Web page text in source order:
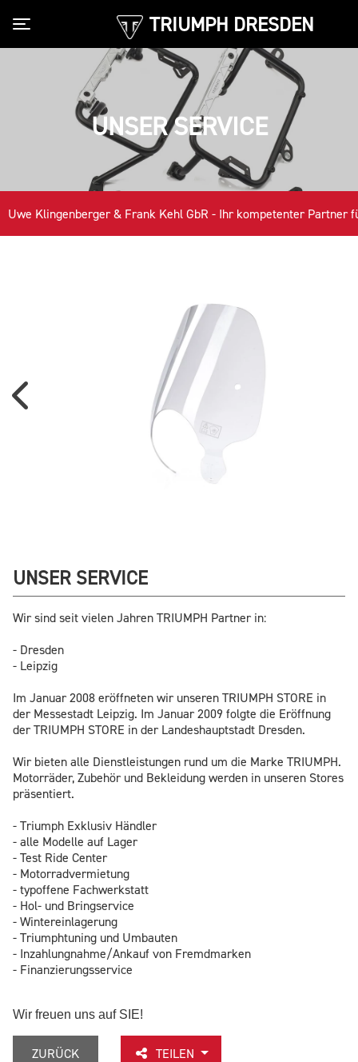
TRIUMPH DRESDEN
Toggle navigation
UNSER SERVICE
Klingenberger & Frank Kehl GbR - Ihr kompetenter Partner
UNSER SERVICE
Wir sind seit vielen Jahren TRIUMPH Partner in:
- Dresden
- Leipzig
Im Januar 2008 eröffneten wir unseren TRIUMPH STORE in
der Messestadt Leipzig. Im Januar 2009 folgte die Eröffnung
der TRIUMPH STORE in der Landeshauptstadt Dresden.
Wir bieten alle Dienstleistungen rund um die Marke TRIUMPH.
Motorräder, Zubehör und Bekleidung werden in unseren Stores
präsentiert.
- Triumph Exklusiv Händler
- alle Modelle auf Lager
- Test Ride Center
- Motorradvermietung
- typoffene Fachwerkstatt
- Hol- und Bringservice
- Wintereinlagerung
- Triumphtuning und Umbauten
- Inzahlungnahme/Ankauf von Fremdmarken
- Finanzierungsservice
Wir freuen uns auf SIE!
ZURÜCK TEILEN